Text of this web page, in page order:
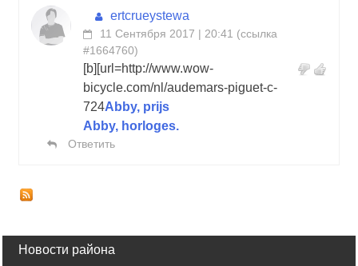
ertcrueystewa
11 Сентября 2017 | 20:41 (ссылка
#1664760)
[b][url=http://www.wow-
bicycle.com/nl/audemars-piguet-c-
724Abby, prijs
Abby, horloges.
Ответить
Новости района